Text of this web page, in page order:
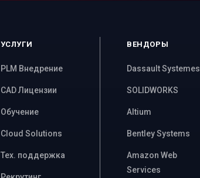
УСЛУГИ
PLM Внедрение
CAD Лицензии
Обучение
Cloud Solutions
Тех. поддержка
ВЕНДОРЫ
Dassault Systemes
SOLIDWORKS
Altium
Bentley Systems
Amazon Web
Services